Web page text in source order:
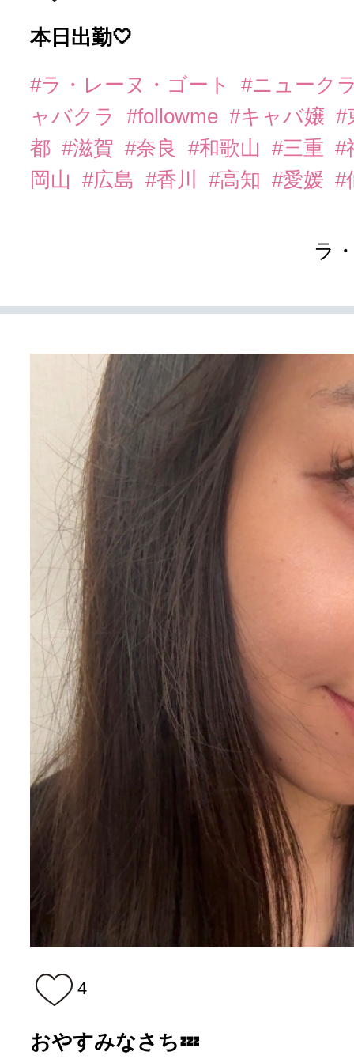
本日出勤🤍
#ラ・レーヌ・ゴート
#ニューク
ャバクラ
#followme #キャバ嬢 #
都 #滋賀 #奈良 #和歌山 #三重 #
岡山
#広島 #香川 #高知 #愛媛 #
ラ
4
おやすみなさち💤